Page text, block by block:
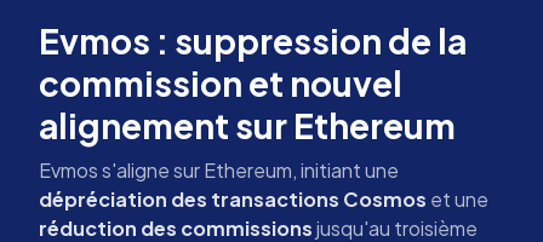
Evmos : suppression de la
commission et nouvel
alignement sur Ethereum
Evmos s'aligne sur Ethereum, initiant une
dépréciation des transactions Cosmos et une
réduction des commissionsjusqu'au troisième